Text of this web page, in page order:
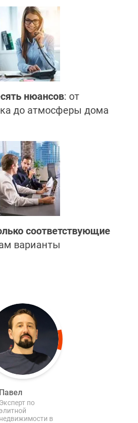
нюансов: от
до атмосферы дома
соответствующие
варианты
Павел
Эксперт по
элитной
недвижимости в